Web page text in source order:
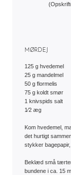
MØRDEJ
125 g hvedemel
25 g mandelmel
50 g flormelis
75 g koldt smør
1 knivspids salt
1⁄2 æg
Kom hvedemel,
det hurtigt
stykker
Beklæd små